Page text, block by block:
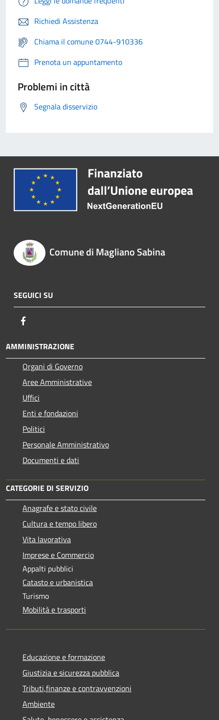
Richiedi Assistenza
Chiama il comune 0744-910336
Prenota un appuntamento
Problemi in città
Segnala disservizio
Comune di Magliano Sabina
SEGUICI SU
AMMINISTRAZIONE
Organi di Governo
Aree Amministrative
Uffici
Enti e fondazioni
Politici
Personale Amministrativo
Documenti e dati
CATEGORIE DI SERVIZIO
Anagrafe e stato civile
Cultura e tempo libero
Vita lavorativa
Imprese e Commercio
Appalti pubblici
Catasto e urbanistica
Turismo
Mobilità e trasporti
Educazione e formazione
Giustizia e sicurezza pubblica
Tributi,finanze e contravvenzioni
Ambiente